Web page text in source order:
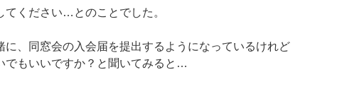
てください…とのことでした。
に、同窓会の入会届を提出するようになっているけれど
でもいいですか？と聞いてみると…